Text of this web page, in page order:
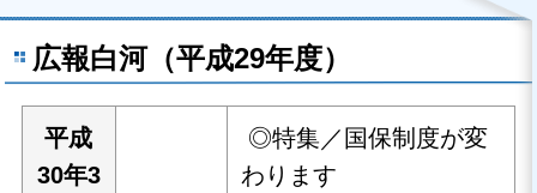
広報白河（平成29年度）
平成
30年3
◎特集／国保制度が変
わります